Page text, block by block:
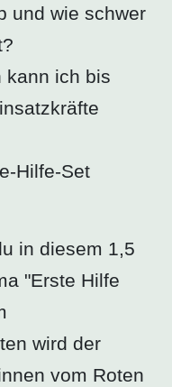
und wie schwer
kann ich bis
Hilfe-Set
in diesem 1,5
"Erste Hilfe
wird der
vom Roten